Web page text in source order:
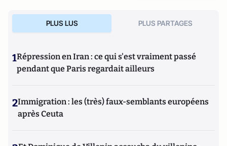
PLUS LUS PLUS PARTAGES
1Répression en Iran : ce qui s'est vraiment passé
pendant que Paris regardait ailleurs
2Immigration : les (très) faux-semblants européens
après Ceuta